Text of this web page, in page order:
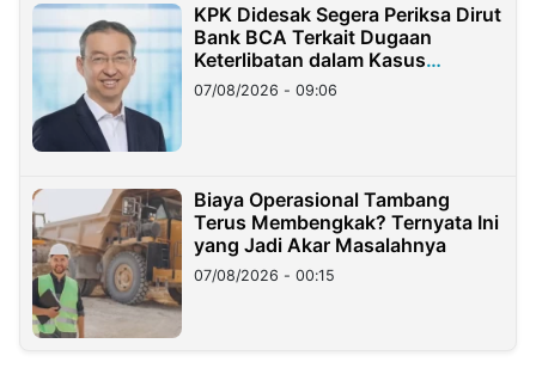
KPK Didesak Segera Periksa Dirut
Bank BCA Terkait Dugaan
Keterlibatan dalam Kasus
Hilangnya Dana Nasabah Rp2,58
Miliar
07/08/2026 - 09:06
Biaya Operasional Tambang
Terus Membengkak? Ternyata Ini
yang Jadi Akar Masalahnya
07/08/2026 - 00:15